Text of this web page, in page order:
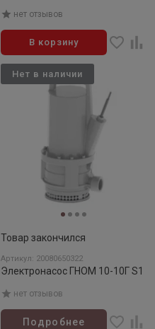
нет отзывов
В корзину
Товар закончился
Артикул: 20080650322
Электронасос ГНОМ 10-10Г S1
нет отзывов
Подробнее
Нет в наличии